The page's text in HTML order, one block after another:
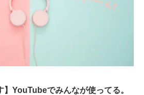
】YouTubeでみんなが使ってる。